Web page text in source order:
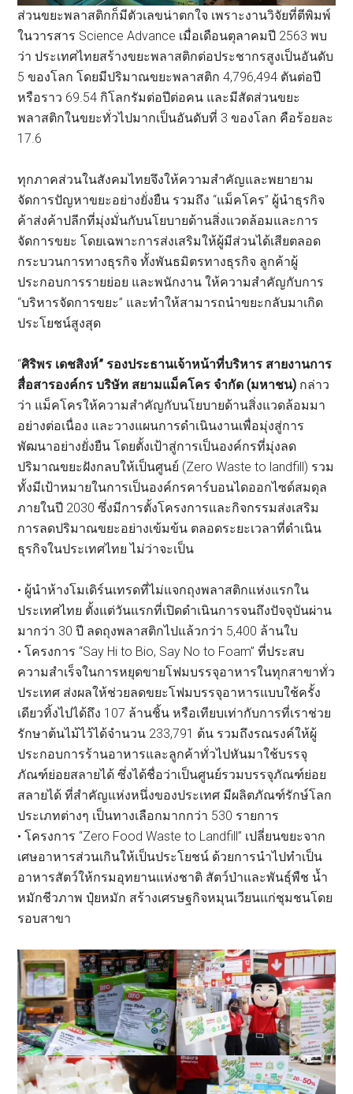
ส่วนขยะพลาสติกก็มีตัวเลขน่าตกใจ เพราะงานวิจัยที่ตีพิมพ์
ในวารสาร Science Advance เมื่อเดือนตุลาคมปี 2563 พบ
ว่า ประเทศไทยสร้างขยะพลาสติกต่อประชากรสูงเป็นอันดับ
5 ของโลก โดยมีปริมาณขยะพลาสติก 4,796,494 ตันต่อปี
หรือราว 69.54 กิโลกรัมต่อปีต่อคน และมีสัดส่วนขยะ
พลาสติกในขยะทั่วไปมากเป็นอันดับที่ 3 ของโลก คือร้อยละ
17.6
ทุกภาคส่วนในสังคมไทยจึงให้ความสำคัญและพยายาม
จัดการปัญหาขยะอย่างยั่งยืน รวมถึง “แม็คโคร” ผู้นำธุรกิจ
ค้าส่งค้าปลีกที่มุ่งมั่นกับนโยบายด้านสิ่งแวดล้อมและการ
จัดการขยะ โดยเฉพาะการส่งเสริมให้ผู้มีส่วนได้เสียตลอด
กระบวนการทางธุรกิจ ทั้งพันธมิตรทางธุรกิจ ลูกค้าผู้
ประกอบการรายย่อย และพนักงาน ให้ความสำคัญกับการ
“บริหารจัดการขยะ” และทำให้สามารถนำขยะกลับมาเกิด
ประโยชน์สูงสุด
“ศิริพร เดชสิงห์” รองประธานเจ้าหน้าที่บริหาร สายงานการ
สื่อสารองค์กร บริษัท สยามแม็คโคร จำกัด (มหาชน) กล่าว
ว่า แม็คโครให้ความสำคัญกับนโยบายด้านสิ่งแวดล้อมมา
อย่างต่อเนื่อง และวางแผนการดำเนินงานเพื่อมุ่งสู่การ
พัฒนาอย่างยั่งยืน โดยตั้งเป้าสู่การเป็นองค์กรที่มุ่งลด
ปริมาณขยะฝังกลบให้เป็นศูนย์ (Zero Waste to landfill) รวม
ทั้งมีเป้าหมายในการเป็นองค์กรคาร์บอนไดออกไซด์สมดุล
ภายในปี 2030 ซึ่งมีการตั้งโครงการและกิจกรรมส่งเสริม
การลดปริมาณขยะอย่างเข้มข้น ตลอดระยะเวลาที่ดำเนิน
ธุรกิจในประเทศไทย ไม่ว่าจะเป็น
• ผู้นำห้างโมเดิร์นเทรดที่ไม่แจกถุงพลาสติกแห่งแรกใน
ประเทศไทย ตั้งแต่วันแรกที่เปิดดำเนินการจนถึงปัจจุบันผ่าน
มากว่า 30 ปี ลดถุงพลาสติกไปแล้วกว่า 5,400 ล้านใบ
• โครงการ “Say Hi to Bio, Say No to Foam” ที่ประสบ
ความสำเร็จในการหยุดขายโฟมบรรจุอาหารในทุกสาขาทั่ว
ประเทศ ส่งผลให้ช่วยลดขยะโฟมบรรจุอาหารแบบใช้ครั้ง
เดียวทิ้งไปได้ถึง 107 ล้านชิ้น หรือเทียบเท่ากับการที่เราช่วย
รักษาต้นไม้ไว้ได้จำนวน 233,791 ต้น รวมถึงรณรงค์ให้ผู้
ประกอบการร้านอาหารและลูกค้าทั่วไปหันมาใช้บรรจุ
ภัณฑ์ย่อยสลายได้ ซึ่งได้ชื่อว่าเป็นศูนย์รวมบรรจุภัณฑ์ย่อย
สลายได้ ที่สำคัญแห่งหนึ่งของประเทศ มีผลิตภัณฑ์รักษ์โลก
ประเภทต่างๆ เป็นทางเลือกมากกว่า 530 รายการ
• โครงการ “Zero Food Waste to Landfill” เปลี่ยนขยะจาก
เศษอาหารส่วนเกินให้เป็นประโยชน์ ด้วยการนำไปทำเป็น
อาหารสัตว์ให้กรมอุทยานแห่งชาติ สัตว์ป่าและพันธุ์พืช น้ำ
หมักชีวภาพ ปุ๋ยหมัก สร้างเศรษฐกิจหมุนเวียนแก่ชุมชนโดย
รอบสาขา